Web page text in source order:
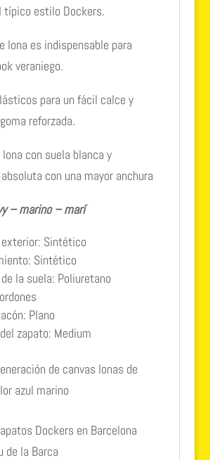
típico estilo Dockers.
lona es indispensable para
veraniego.
para un fácil calce y
reforzada.
con suela blanca y
con una mayor anchura
– marino – marí
Sintético
Sintético
la suela: Poliuretano
Plano
zapato: Medium
de canvas lonas de
azul marino
Dockers en Barcelona
de la Barca